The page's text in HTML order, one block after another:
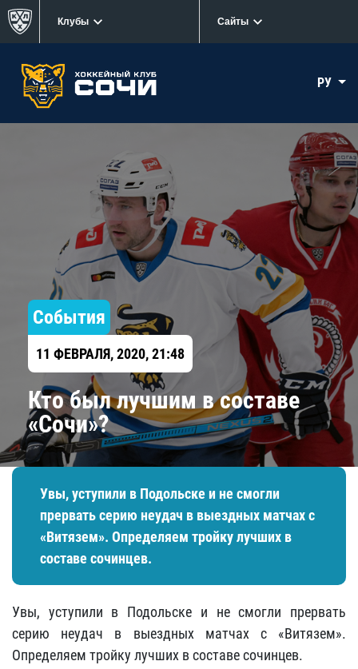
Клубы Сайты
РУ
События
11 ФЕВРАЛЯ, 2020, 21:48
Кто был лучшим в составе
«Сочи»?
Увы, уступили в Подольске и не смогли
прервать серию неудач в выездных матчах с
«Витязем». Определяем тройку лучших в
составе сочинцев.
Увы, уступили в Подольске и не смогли прервать
серию неудач в выездных матчах с «Витязем».
Определяем тройку лучших в составе сочинцев.